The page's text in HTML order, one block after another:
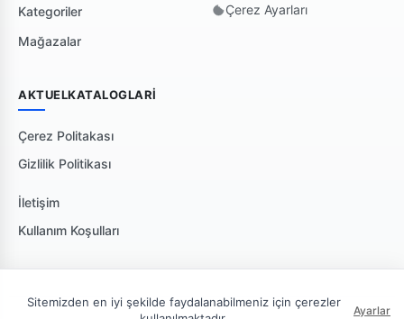
Kategoriler
Mağazalar
Çerez Ayarları
AKTUELKATALOGLARI
Çerez Politakası
Gizlilik Politikası
İletişim
Kullanım Koşulları
Sitemizden en iyi şekilde faydalanabilmeniz için çerezler
Ayarlar